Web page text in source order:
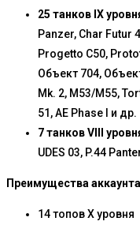
25 танков IX
Panzer, Char Futur
Progetto C50,
Объект 704,
Mk. 2, М53/М55,
51, AE Phase I и др.
7 танков VIII
UDES 03, P.44
Преимущества
14 топов X уровня